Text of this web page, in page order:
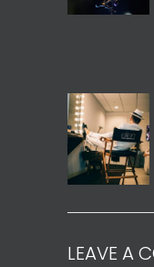
LEAVE A